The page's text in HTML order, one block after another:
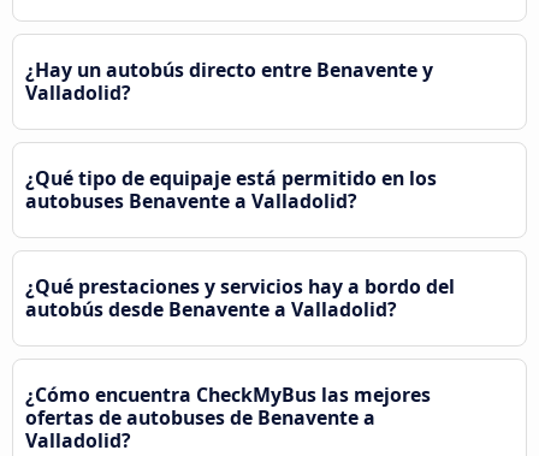
¿Hay un autobús directo entre Benavente y
Valladolid?
¿Qué tipo de equipaje está permitido en los
autobuses Benavente a Valladolid?
¿Qué prestaciones y servicios hay a bordo del
autobús desde Benavente a Valladolid?
¿Cómo encuentra CheckMyBus las mejores
ofertas de autobuses de Benavente a
Valladolid?